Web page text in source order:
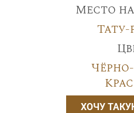
Место
Тату-
ХОЧУ